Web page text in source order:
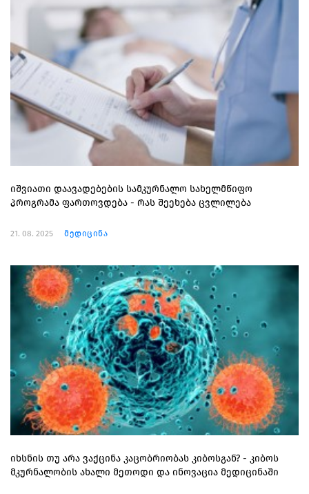
იშვიათი დაავადებების სამკურნალო სახელმწიფო
პროგრამა ფართოვდება - რას შეეხება ცვლილება
21. 08. 2025 მედიცინა
იხსნის თუ არა ვაქცინა კაცობრიობას კიბოსგან? - კიბოს
მკურნალობის ახალი მეთოდი და ინოვაცია მედიცინაში